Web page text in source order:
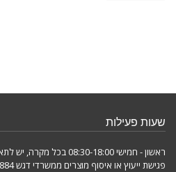
שעות פעילות
ראשון - חמישי 08:30-
פגישת ייעוץ או איסוף מוצרים ממשרדי דגש 072-2306884 nir@dagesh.co.il